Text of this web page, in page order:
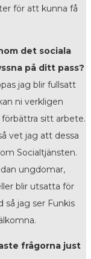
för att kunna få
det sociala
på ditt pass?
jag blir fullsatt
ni verkligen
sitt arbete.
vet jag att dessa
Socialtjänsten.
ungdomar,
blir utsatta för
så jag ser Funkis
frågorna just